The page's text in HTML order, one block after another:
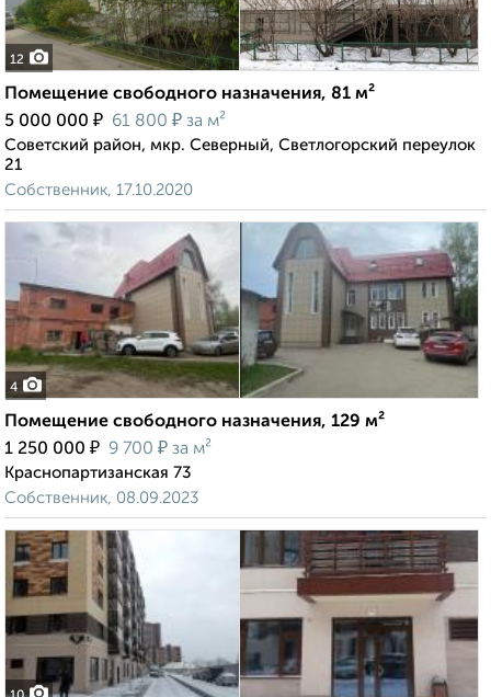
12
Помещение свободного назначения, 81 м²
5 000 000 ₽ 61 800 ₽ за м²
Советский район, мкр. Северный, Светлогорский переулок
21
Собственник, 17.10.2020
4
Помещение свободного назначения, 129 м²
1 250 000 ₽ 9 700 ₽ за м²
Краснопартизанская 73
Собственник, 08.09.2023